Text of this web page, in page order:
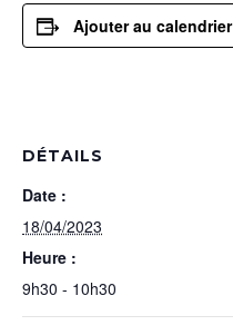
Ajouter au calendrier
DÉTAILS
Date :
18/04/2023
Heure :
9h30 - 10h30